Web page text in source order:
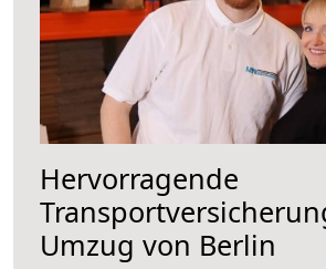
Hervorragende
Umzug von Berlin